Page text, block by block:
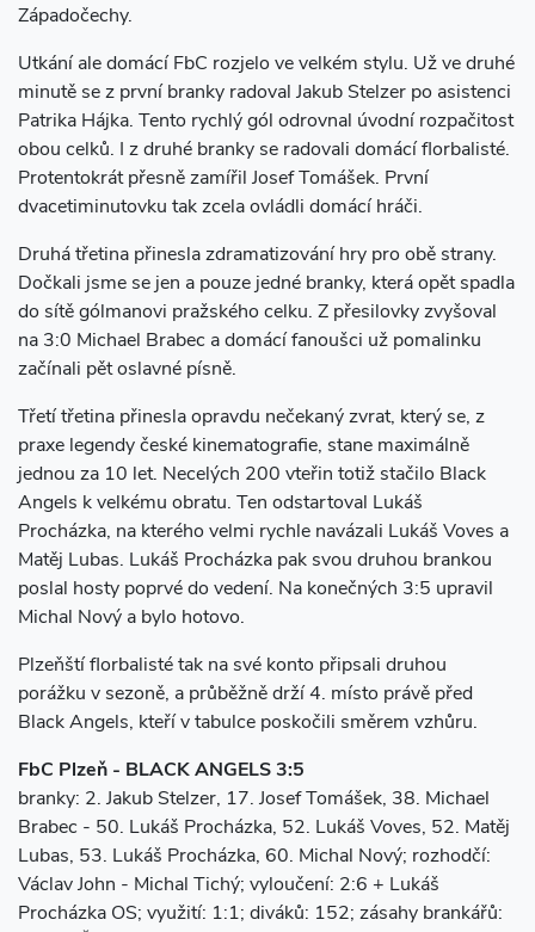
Západočechy.
Utkání ale domácí FbC rozjelo ve velkém stylu. Už ve druhé
minutě se z první branky radoval Jakub Stelzer po asistenci
Patrika Hájka. Tento rychlý gól odrovnal úvodní rozpačitost
obou celků. I z druhé branky se radovali domácí florbalisté.
Protentokrát přesně zamířil Josef Tomášek. První
dvacetiminutovku tak zcela ovládli domácí hráči.
Druhá třetina přinesla zdramatizování hry pro obě strany.
Dočkali jsme se jen a pouze jedné branky, která opět spadla
do sítě gólmanovi pražského celku. Z přesilovky zvyšoval
na 3:0 Michael Brabec a domácí fanoušci už pomalinku
začínali pět oslavné písně.
Třetí třetina přinesla opravdu nečekaný zvrat, který se, z
praxe legendy české kinematografie, stane maximálně
jednou za 10 let. Necelých 200 vteřin totiž stačilo Black
Angels k velkému obratu. Ten odstartoval Lukáš
Procházka, na kterého velmi rychle navázali Lukáš Voves a
Matěj Lubas. Lukáš Procházka pak svou druhou brankou
poslal hosty poprvé do vedení. Na konečných 3:5 upravil
Michal Nový a bylo hotovo.
Plzeňští florbalisté tak na své konto připsali druhou
porážku v sezoně, a průběžně drží 4. místo právě před
Black Angels, kteří v tabulce poskočili směrem vzhůru.
FbC Plzeň - BLACK ANGELS 3:5
branky: 2. Jakub Stelzer, 17. Josef Tomášek, 38. Michael
Brabec - 50. Lukáš Procházka, 52. Lukáš Voves, 52. Matěj
Lubas, 53. Lukáš Procházka, 60. Michal Nový; rozhodčí:
Václav John - Michal Tichý; vyloučení: 2:6 + Lukáš
Procházka OS; využití: 1:1; diváků: 152; zásahy brankářů: